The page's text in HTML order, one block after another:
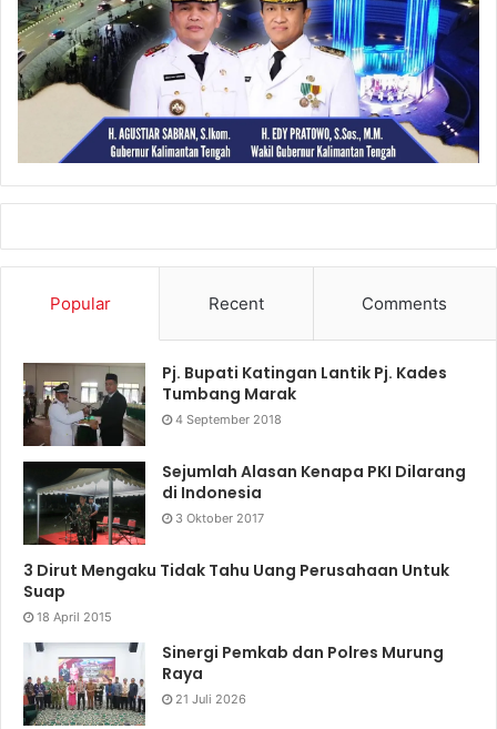
Popular Recent Comments
Pj. Bupati Katingan Lantik Pj. Kades
Tumbang Marak
4 September 2018
Sejumlah Alasan Kenapa PKI Dilarang
di Indonesia
3 Oktober 2017
3 Dirut Mengaku Tidak Tahu Uang Perusahaan Untuk
Suap
18 April 2015
Sinergi Pemkab dan Polres Murung
Raya
21 Juli 2026